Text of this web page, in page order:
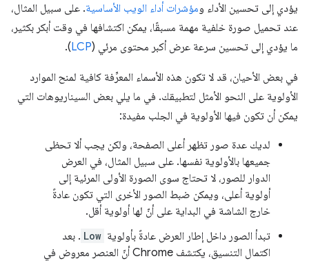
يؤدي إلى تحسين الأداء ومؤشرات أداء الويب الأساسية. على سبيل المثال،
عند تحميل صورة خلفية مهمة مسبقًا، يمكن اكتشافها في وقت أبكر بكثير،
ما يؤدي إلى تحسين سرعة عرض أكبر محتوى مرئي (LCP
).
في بعض الأحيان، قد لا تكون هذه الأسماء المعرِّفة كافية لمنح الموارد
الأولوية على النحو الأمثل لتطبيقك. في ما يلي بعض السيناريوهات التي
يمكن أن تكون فيها الأولوية في الجلب مفيدة:
لديك عدة صور تظهر أعلى الصفحة، ولكن يجب ألا تحظى
جميعها بالأولوية نفسها. على سبيل المثال، في العرض
الدوار للصور، لا تحتاج سوى الصورة الأولى المرئية إلى
أولوية أعلى، ويمكن ضبط الصور الأخرى التي تكون عادةً
خارج الشاشة في البداية على أنّ لها أولوية أقل.
تبدأ الصور داخل إطار العرض عادةً بأولوية Low . بعد
اكتمال التنسيق، يكتشف Chrome أنّ العنصر معروض في